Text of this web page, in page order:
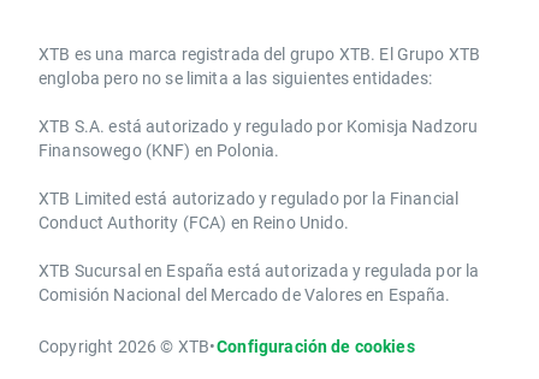
​​XTB es una marca registrada del grupo XTB. El Grupo XTB
engloba pero no se limita a las siguientes entidades:
XTB S.A.​ está autorizado y regulado por Komisja Nadzoru
Finansowego (KNF) ​en Polonia.
XTB Limited ​está autorizado y regulado por la ​Financial
Conduct Authority ​(FCA) en ​​Reino Unido.
XTB Sucursal en España está autorizada y regulada por la
Comisión Nacional del Mercado de Valores en España.
Copyright 2026 © XTB•Configuración de cookies